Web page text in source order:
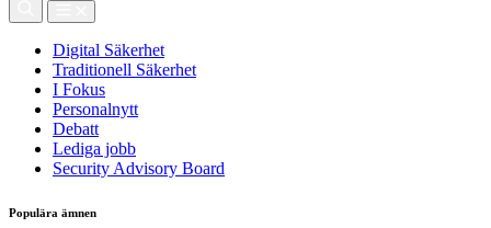
Digital Säkerhet
Traditionell Säkerhet
I Fokus
Personalnytt
Debatt
Lediga jobb
Security Advisory Board
Populära ämnen